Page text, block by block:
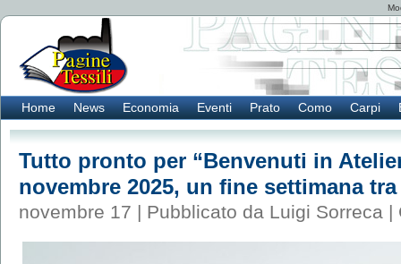
Home News Economia Eventi Prato Como Carpi
Tutto pronto per “Benvenuti in
novembre 2025, un fine settimana
novembre 17 | Pubblicato da Luigi Sorreca |